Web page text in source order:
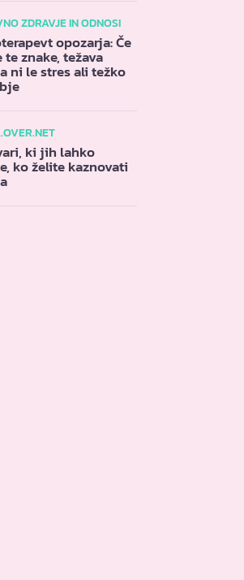
ZDRAVJE IN ODNOSI
opozarja: Če
znake, težava
ni le stres ali težko
ki jih lahko
ko želite kaznovati